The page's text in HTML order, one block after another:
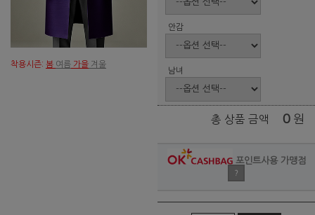
착용시즌: 봄 여름 가을 겨울
안감
남녀
총 상품 금액 0 원
포인트사용 가맹점
?